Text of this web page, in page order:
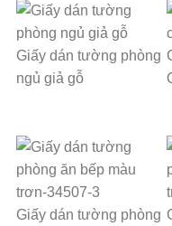
Giấy dán tường phòng
ngủ giả gỗ
Giấy dán tường phòng